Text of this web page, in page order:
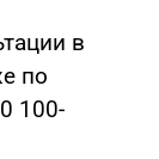
в
по
100-